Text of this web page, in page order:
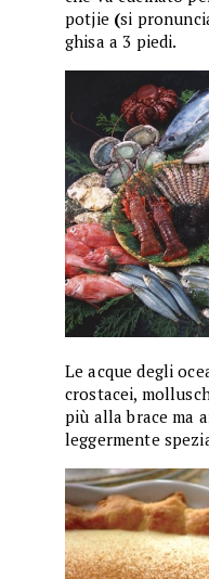
potjie (si
ghisa a 3 piedi.
Le acque degli
crostacei,
più alla brace ma
leggermente